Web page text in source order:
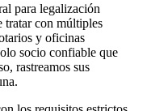
para legalización
tratar con múltiples
y oficinas
socio confiable que
rastreamos sus